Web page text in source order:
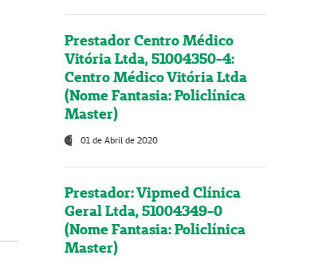
Prestador Centro Médico
Vitória Ltda, 51004350-4:
Centro Médico Vitória Ltda
(Nome Fantasia: Policlínica
Master)
01 de Abril de 2020
Prestador: Vipmed Clínica
Geral Ltda, 51004349-0
(Nome Fantasia: Policlínica
Master)